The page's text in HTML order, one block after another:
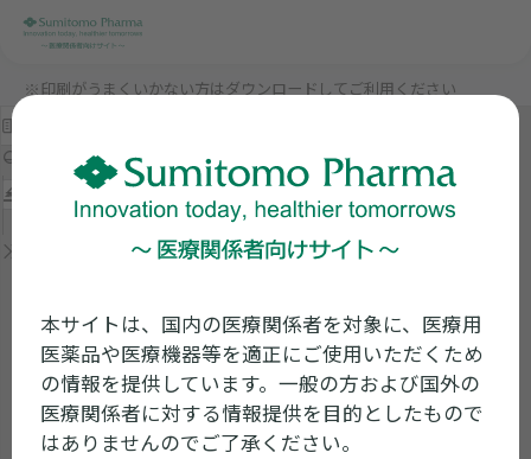
本サイトは、国内の医療関係者を対象に、医療用
医薬品や医療機器等を適正にご使用いただくため
の情報を提供しています。一般の方および国外の
医療関係者に対する情報提供を目的としたもので
はありませんのでご了承ください。
※印刷がうまくいかない方はダウンロードしてご利用ください